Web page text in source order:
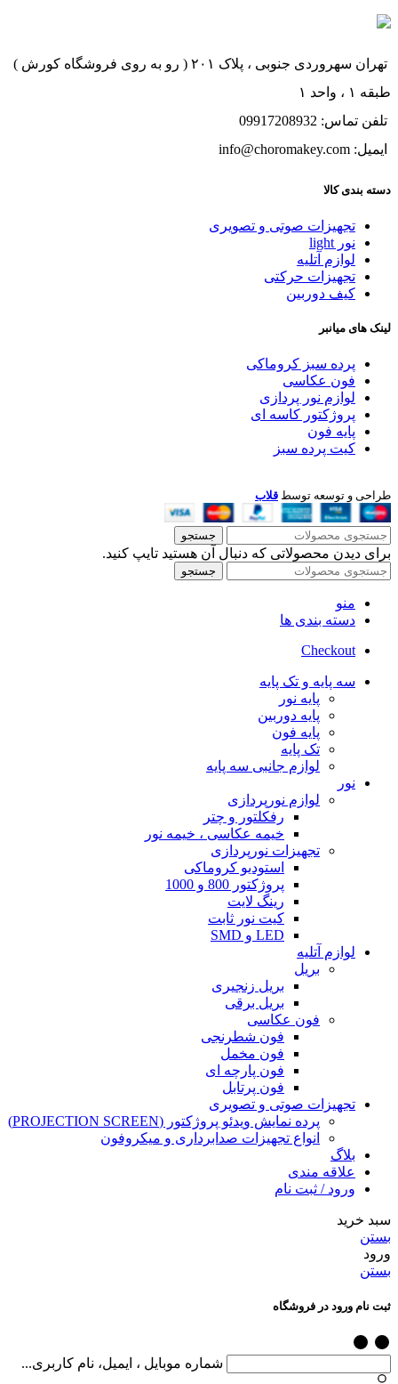
تهران سهروردی جنوبی ، پلاک ۲۰۱ ( رو به روی فروشگاه کورش )
طبقه ۱ ، واحد ۱
تلفن تماس: 09917208932
ایمیل: info@choromakey.com
دسته بندی کالا
تجهیزات صوتی و تصویری
نور light
لوازم آتلیه
تجهیزات حرکتی
کیف دوربین
لینک های میانبر
پرده سبز کروماکی
فون عکاسی
لوازم نور پردازی
پروژکتور کاسه ای
پایه فون
کیت پرده سبز
طراحی و توسعه توسط قلاب
جستجو
برای دیدن محصولاتی که دنبال آن هستید تایپ کنید.
جستجو
منو
دسته بندی ها
Checkout
سه پایه و تک پایه
پایه نور
پایه دوربین
پایه فون
تک پایه
لوازم جانبی سه پایه
نور
لوازم نورپردازی
رفکلتور و چتر
خیمه عکاسی ، خیمه نور
تجهیزات نورپردازی
استودیو کروماکی
پروژکتور 800 و 1000
رینگ لایت
کیت نور ثابت
LED و SMD
لوازم آتلیه
بریل
بریل زنجیری
بریل برقی
فون عکاسی
فون شطرنجی
فون مخمل
فون پارچه ای
فون پرتابل
تجهیزات صوتی و تصویری
پرده نمایش ویدئو پروژکتور (PROJECTION SCREEN)
انواع تجهیزات صدابرداری و میکروفون
بلاگ
علاقه مندی
ورود / ثبت نام
سبد خرید
بستن
ورود
بستن
ثبت نام ورود در فروشگاه
شماره موبایل ، ایمیل، نام کاربری...